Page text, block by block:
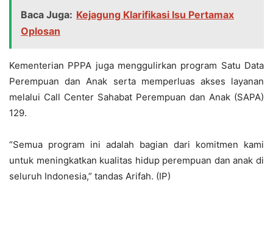
Baca Juga: Kejagung Klarifikasi Isu Pertamax
Oplosan
Kementerian PPPA juga menggulirkan program Satu Data
Perempuan dan Anak serta memperluas akses layanan
melalui Call Center Sahabat Perempuan dan Anak (SAPA)
129.
“Semua program ini adalah bagian dari komitmen kami
untuk meningkatkan kualitas hidup perempuan dan anak di
seluruh Indonesia,” tandas Arifah. (IP)